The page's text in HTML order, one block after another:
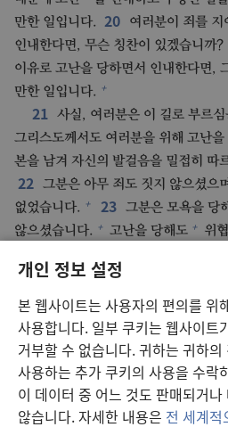
개인 정보 설정
본 웹사이트는 사용자의 편의를 위
사용합니다. 일부 쿠키는 웹사이트
거부할 수 없습니다. 귀하는 귀하
사용하는 추가 쿠키의 사용을 수락
이 데이터 중 어느 것도 판매되거
않습니다. 자세한 내용은 전 세계적
만한 일입니다. 20
여러분이 죄를 지
인내한다면, 무슨 칭찬이 있겠습니까?
이유로 고난을 당하면서 인내한다면,
만한 일입니다. +
21 사실, 여러분은 이 길로 부르
그리스도께서도 여러분을 위해 고난
본을 남겨 자신의 발걸음을 밀접히 따
22 그분은 아무 죄도 짓지 않으셨으며
없었습니다. + 23 그분은 모욕을 당
않으셨습니다. + 고난을 당해도 + 위
* 에 달려 + 자신의 몸으로 우리의 죄
우리가 죄에 대해 죽고 * 의에 대해 살
상처로 여러분이 낫게 되었습니다.”
헤매는 양과 같았지만,
+ 이제는 여러
감독자이신 분에게 돌아왔습니다.